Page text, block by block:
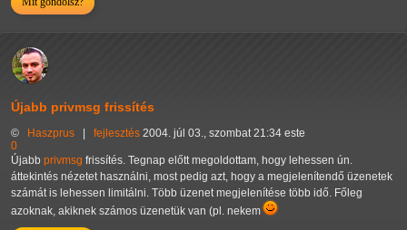
Újabb privmsg frissítés
© Haszprus fejlesztés 2004. júl 03., szombat 21:34 este
0
Újabb privmsg frissítés. Tegnap előtt megoldottam, hogy lehessen ún.
áttekintés nézetet használni, most pedig azt, hogy a megjelenítendő üzenetek
számát is lehessen limitálni. Több üzenet megjelenítése több idő. Főleg
azoknak, akiknek számos üzenetük van (pl. nekem